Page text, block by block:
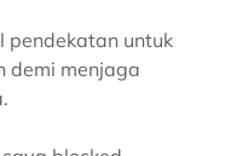
pendekatan untuk
demi menjaga